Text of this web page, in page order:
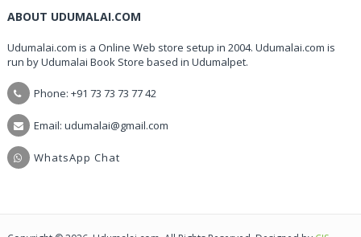
ABOUT UDUMALAI.COM
Udumalai.com is a Online Web store setup in 2004. Udumalai.com is
run by Udumalai Book Store based in Udumalpet.
Phone: +91 73 73 73 77 42
Email: udumalai@gmail.com
WhatsApp Chat